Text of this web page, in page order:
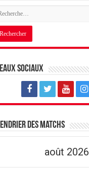
sociaux
des matchs
août 2026